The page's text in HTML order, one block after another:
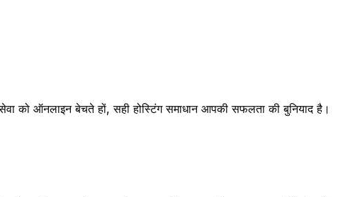
को ऑनलाइन बेचते हों, सही होस्टिंग समाधान आपकी सफलता की बुनियाद है।